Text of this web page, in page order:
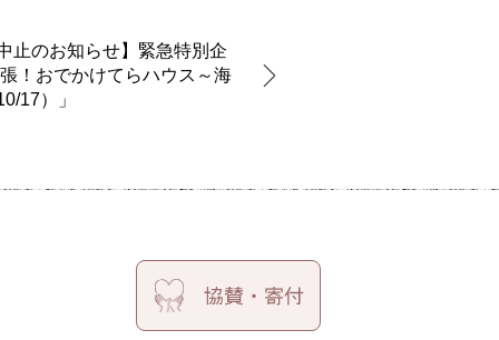
止のお知らせ】緊急特別企
！おでかけてらハウス～海
17）」